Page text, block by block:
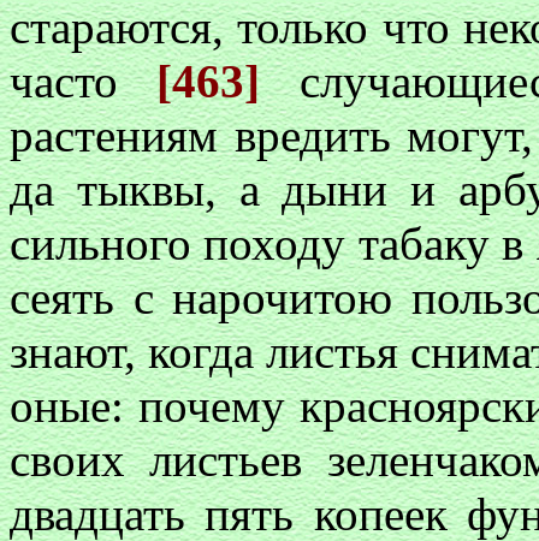
стараются, только что
часто[463]
растениям вредить
да тыквы, а дыни и
сильного походу табаку
сеять с нарочитою
знают, когда листья
оные: почему
своих листьев
двадцать пять копеек